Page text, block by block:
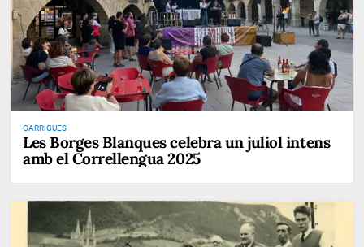
GARRIGUES
Les Borges Blanques celebra un juliol intens
amb el Correllengua 2025